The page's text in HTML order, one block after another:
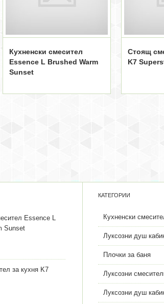
Кухненски смесител
Essence L Brushed Warm
Sunset
Стоящ
K7
Essence L
Sunset
за кухня K7
КАТЕГОРИИ
Кухненски
Луксозни душ
Плочки за баня
Луксозни
Луксозни душ